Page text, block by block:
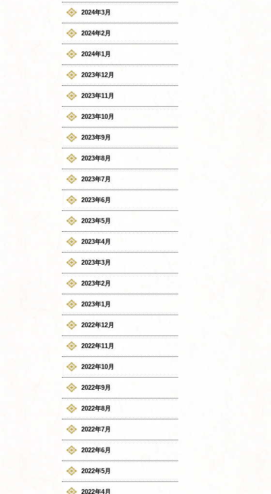
2024年3月
2024年2月
2024年1月
2023年12月
2023年11月
2023年10月
2023年9月
2023年8月
2023年7月
2023年6月
2023年5月
2023年4月
2023年3月
2023年2月
2023年1月
2022年12月
2022年11月
2022年10月
2022年9月
2022年8月
2022年7月
2022年6月
2022年5月
2022年4月